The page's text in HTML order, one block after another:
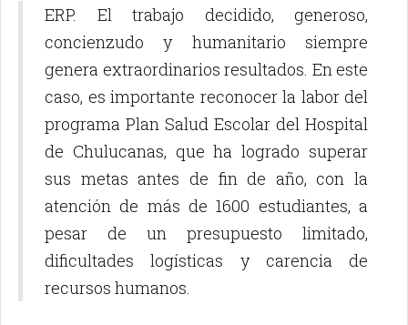
ERP. El trabajo decidido, generoso,
concienzudo y humanitario siempre
genera extraordinarios resultados. En este
caso, es importante reconocer la labor del
programa Plan Salud Escolar del Hospital
de Chulucanas, que ha logrado superar
sus metas antes de fin de año, con la
atención de más de 1600 estudiantes, a
pesar de un presupuesto limitado,
dificultades logísticas y carencia de
recursos humanos.